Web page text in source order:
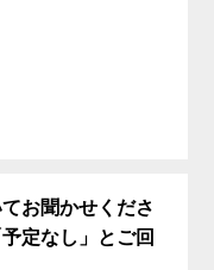
お聞かせくださ
定なし」とご回